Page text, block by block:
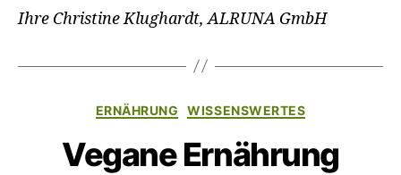
Ihre Christine Klughardt, ALRUNA GmbH
ERNÄHRUNG WISSENSWERTES
Vegane Ernährung